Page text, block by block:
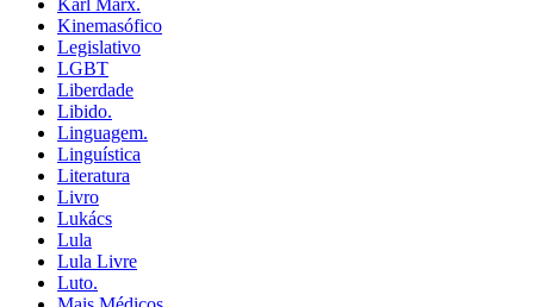
Kinemasófico
Legislativo
LGBT
Liberdade
Libido.
Linguagem.
Linguística
Literatura
Livro
Lukács
Lula
Lula Livre
Luto.